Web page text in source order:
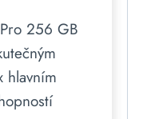
256 GB
hlavním